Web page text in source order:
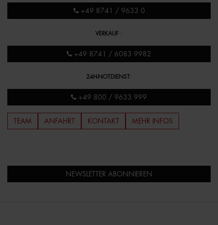
+49 8741 / 9633 0
VERKAUF :
+49 8741 / 6083 9982
24H-NOTDIENST:
+49 800 / 9633 999
TEAM ANFAHRT KONTAKT MEHR INFOS
NEWSLETTER ABONNIEREN